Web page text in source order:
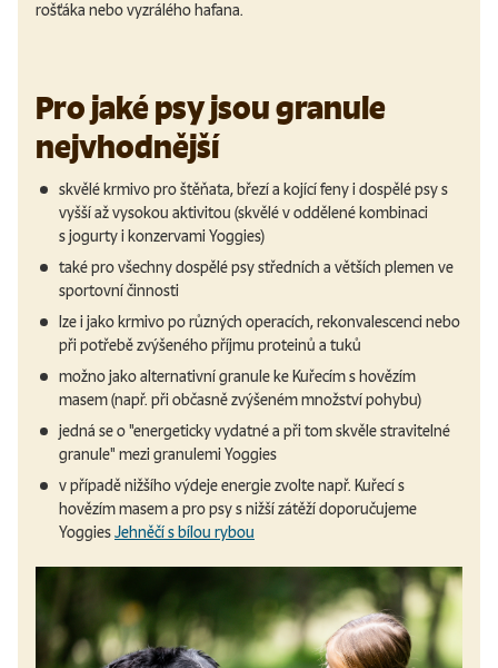
rošťáka nebo vyzrálého hafana.
Pro jaké psy jsou granule
nejvhodnější
skvělé krmivo pro štěňata, březí a kojící feny i dospělé psy s
vyšší až vysokou aktivitou (skvělé v oddělené kombinaci
s jogurty i konzervami Yoggies)
také pro všechny dospělé psy středních a větších plemen ve
sportovní činnosti
lze i jako krmivo po různých operacích, rekonvalescenci nebo
při potřebě zvýšeného příjmu proteinů a tuků
možno jako alternativní granule ke Kuřecím s hovězím
masem (např. při občasně zvýšeném množství pohybu)
jedná se o "energeticky vydatné a při tom skvěle stravitelné
granule" mezi granulemi Yoggies
v případě nižšího výdeje energie zvolte např. Kuřecí s
hovězím masem a pro psy s nižší zátěží doporučujeme
YoggiesJehněčí s bílou rybou